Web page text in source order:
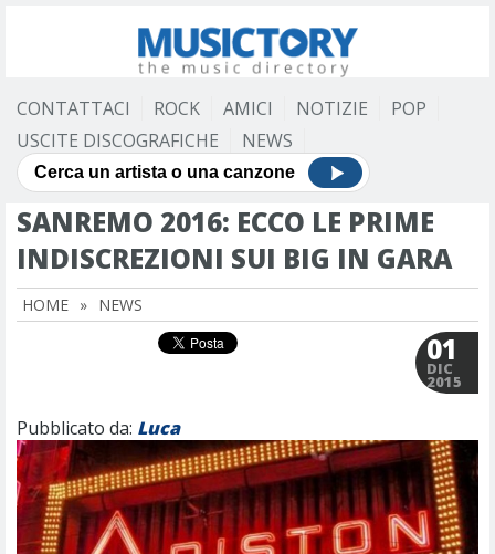
CONTATTACI ROCK AMICI NOTIZIE
POP
USCITE DISCOGRAFICHE
NEWS
SANREMO 2016: ECCO LE PRIME
INDISCREZIONI SUI BIG IN GARA
HOME » NEWS
01
DIC
2015
Pubblicato da: Luca